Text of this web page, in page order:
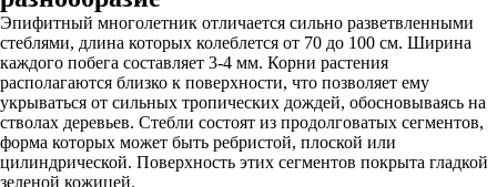
Эпифитный многолетник отличается сильно разветвленными
стеблями, длина которых колеблется от 70 до 100 см. Ширина
каждого побега составляет 3-4 мм. Корни растения
располагаются близко к поверхности, что позволяет ему
укрываться от сильных тропических дождей, обосновываясь на
стволах деревьев. Стебли состоят из продолговатых сегментов,
форма которых может быть ребристой, плоской или
цилиндрической. Поверхность этих сегментов покрыта гладкой
зеленой кожицей.